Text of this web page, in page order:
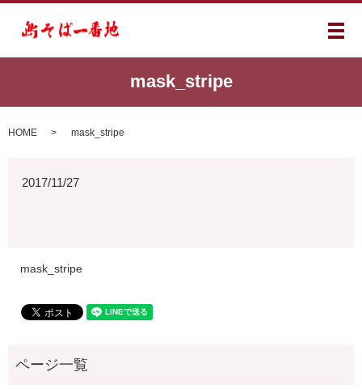
メ
mask_stripe
HOME mask_stripe
2017/11/27
mask_stripe